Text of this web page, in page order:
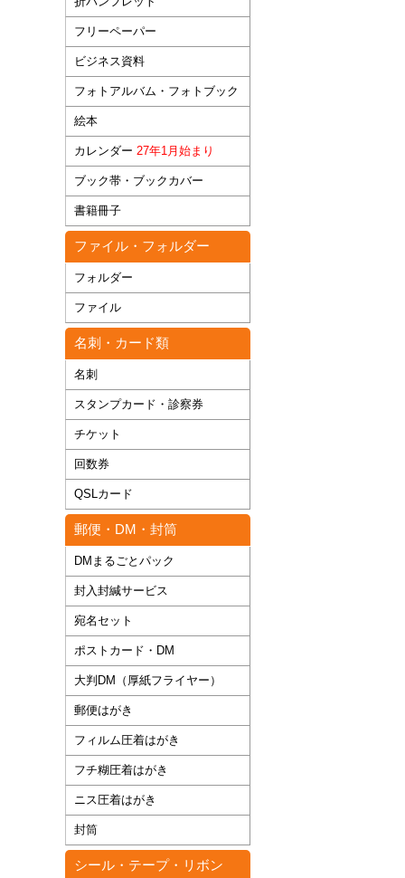
フリーペーパー
ビジネス資料
フォトアルバム・フォトブック
絵本
カレンダー 27年1月始まり
ブック帯・ブックカバー
書籍冊子
ファイル・フォルダー
フォルダー
ファイル
名刺・カード類
名刺
スタンプカード・診察券
チケット
回数券
QSLカード
郵便・DM・封筒
DMまるごとパック
封入封緘サービス
宛名セット
ポストカード・DM
大判DM（厚紙フライヤー）
郵便はがき
フィルム圧着はがき
フチ糊圧着はがき
ニス圧着はがき
封筒
シール・テープ・リボン